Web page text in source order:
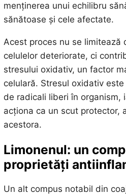
menținerea unui echilibru
sănătoase și cele afectate.
Acest proces nu se limitează
celulelor deteriorate, ci
stresului oxidativ, un factor
celulară. Stresul oxidativ
de radicali liberi în organism,
acționa ca un scut protector,
acestora.
Limonenul: un
proprietăți
Un alt compus notabil din